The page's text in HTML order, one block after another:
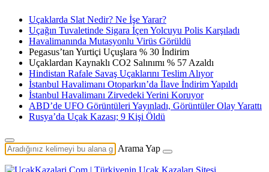
Uçaklarda Slat Nedir? Ne İşe Yarar?
Uçağın Tuvaletinde Sigara İçen Yolcuyu Polis Karşıladı
Havalimanında Mutasyonlu Virüs Görüldü
Pegasus’tan Yurtiçi Uçuşlara % 30 İndirim
Uçaklardan Kaynaklı CO2 Salınımı % 57 Azaldı
Hindistan Rafale Savaş Uçaklarını Teslim Alıyor
İstanbul Havalimanı Otoparkın’da İlave İndirim Yapıldı
İstanbul Havalimanı Zirvedeki Yerini Koruyor
ABD’de UFO Görüntüleri Yayınladı, Görüntüler Olay Yarattı
Rusya’da Uçak Kazası; 9 Kişi Öldü
Arama Yap